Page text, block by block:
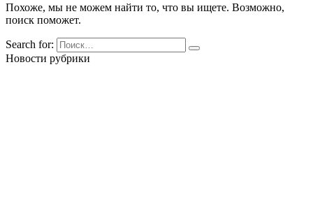
Похоже, мы не можем найти то, что вы ищете. Возможно,
поиск поможет.
Search for:
Новости рубрики